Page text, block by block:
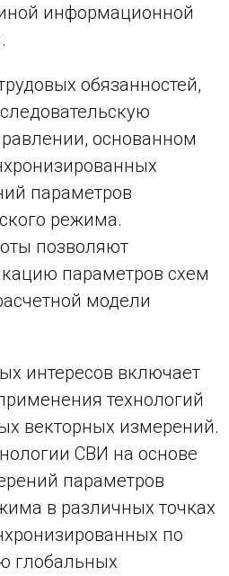
информационной
обязанностей,
основанном
параметров
режима.
позволяют
параметров схем
модели
интересов включает
технологий
векторных измерений.
СВИ на основе
параметров
в различных точках
по
глобальных